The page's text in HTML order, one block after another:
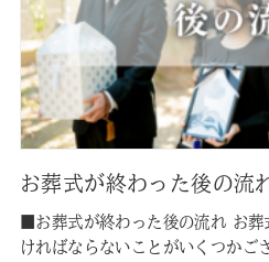
お葬式が終わった後の流
■お葬式が終わった後の流れ お
ければならないことがいくつかご